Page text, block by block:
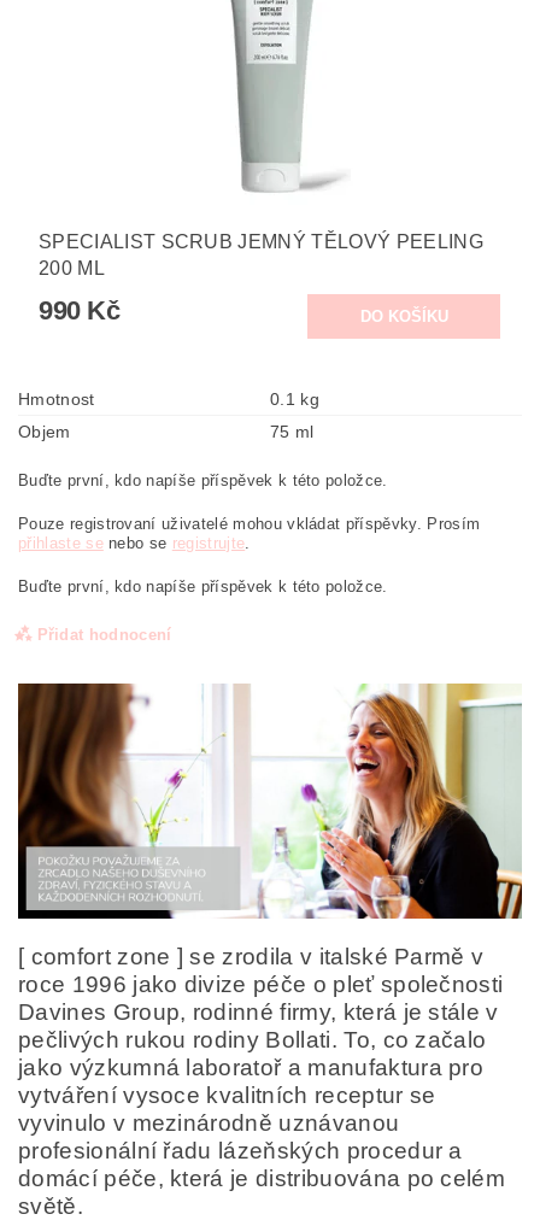
SPECIALIST SCRUB JEMNÝ TĚLOVÝ PEELING
200 ML
990 Kč
Hmotnost
0.1 kg
Objem
75 ml
Buďte první, kdo napíše příspěvek k této položce.
Pouze registrovaní uživatelé mohou vkládat příspěvky. Prosím
přihlaste senebo se registrujte.
Buďte první, kdo napíše příspěvek k této položce.
Přidat hodnocení
Odesláním formuláře/objednávky vyjadřujete souhlas
se zpracováním osobních údajů v souladu sdefinicí
ochrany osobních údajů.
[ comfort zone ] se zrodila v italské Parmě v
roce 1996 jako divize péče o pleť společnosti
Davines Group, rodinné firmy, která je stále v
pečlivých rukou rodiny Bollati. To, co začalo
jako výzkumná laboratoř a manufaktura pro
vytváření vysoce kvalitních receptur se
vyvinulo v mezinárodně uznávanou
profesionální řadu lázeňských procedur a
domácí péče, která je distribuována po celém
světě.